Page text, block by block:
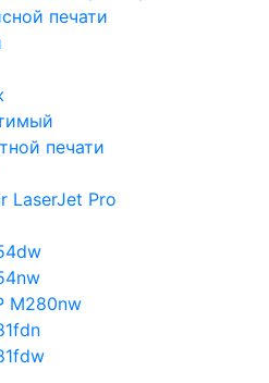
печати
печати
LaserJet Pro
M280nw